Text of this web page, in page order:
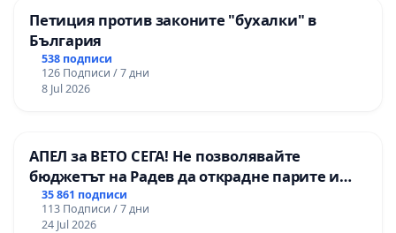
Петиция против законите "бухалки" в
България
538 подписи
126 Подписи / 7 дни
8 Jul 2026
АПЕЛ за ВЕТО СЕГА! Не позволявайте
бюджетът на Радев да открадне парите и
правата ни в тъмното
35 861 подписи
113 Подписи / 7 дни
24 Jul 2026